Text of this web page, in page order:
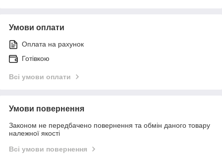
Умови оплати
Оплата на рахунок
Готівкою
Всі умови оплати
Умови повернення
Законом не передбачено повернення та обмін даного товару
належної якості
Всі умови повернення